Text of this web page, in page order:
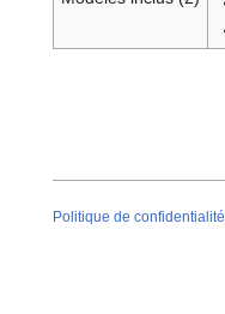
Politique de confidentialité